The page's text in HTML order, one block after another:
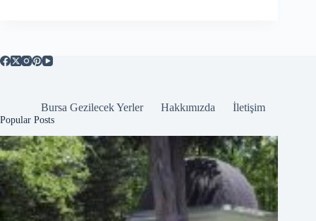
Bursa Gezilecek Yerler Hakkımızda İletişim
Popular Posts